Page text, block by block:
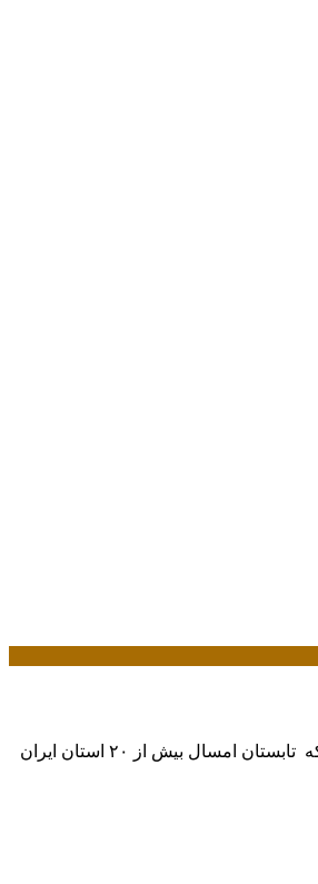
پدیده ای به نام “مانسون تابستانی” که ازاختلاف دمای خشکی با آب و هوای اقیانوسی همسایه یعنی اقیانوس هند ایجاد می‌شود سامانه بارشی پرفشاری ایجاد می‌کند که تابستان امسال بیش از ۲۰ استان ایران